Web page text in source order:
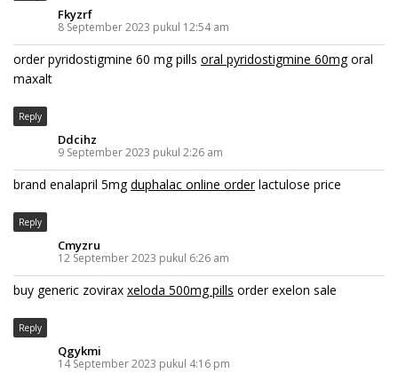
Fkyzrf
8 September 2023 pukul 12:54 am
order pyridostigmine 60 mg pills oral pyridostigmine 60mgoral
maxalt
Reply
Ddcihz
9 September 2023 pukul 2:26 am
brand enalapril 5mgduphalac online orderlactulose price
Reply
Cmyzru
12 September 2023 pukul 6:26 am
buy generic zovirax xeloda 500mg pills order exelon sale
Reply
Qgykmi
14 September 2023 pukul 4:16 pm